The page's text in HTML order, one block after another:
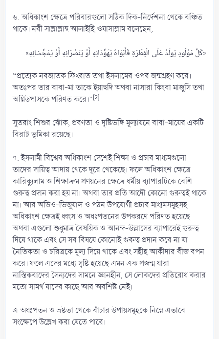
৬. অধিকাংশ ক্ষেত্রে পরিবারগুলো সঠিক দিক-নির্দেশনা থেকে বঞ্চিত
থাকে। নবী সাল্লাল্লাহু আলাইহি ওয়াসাল্লাম বলেছেন,
«كُلُّ مَوْلُودٍ يُولَدُ عَلَى الْفِطْرَةِ فَأَبَوَاهُ يُهَوِّدَانِهِ أَوْ يُنَصِّرَانِهِ أَوْ يُمَجِّسَانِهِ»​
“প্রত্যেক নবজাতক ফিৎরাত তথা ইসলামের ওপর জন্মগ্রহণ করে।
অতঃপর তার বাবা-মা তাকে ইয়াহুদি অথবা নাসারা কিংবা মাজুসি তথা
অগ্নিউপাসকে পরিণত করে।”[2]
সুতরাং শিশুর ঝোঁক, প্রবণতা ও দৃষ্টিভঙ্গি মূল্যায়নে বাবা-মায়ের একটি
বিরাট ভূমিকা রয়েছে।
৭. ইসলামী বিশ্বের অধিকাংশ দেশেই শিক্ষা ও প্রচার মাধ্যমগুলো
তাদের দায়িত্ব আদায় থেকে দূরে থেকেছে। ফলে অধিকাংশ ক্ষেত্রে
কারিক্যুলাম ও শিক্ষাক্রম প্রণয়নের ক্ষেত্রে ধর্মীয় ব্যাপারটিকে বেশি
গুরুত্ব প্রদান করা হয় না। অথবা তার প্রতি আদৌ কোনো গুরুত্বই থাকে
না। আর অডিও-ভিজুয়াল ও পঠন উপযোগী প্রচার মাধ্যমসমূহসহ
অধিকাংশ ক্ষেত্রই ধ্বংস ও অধঃপতনের উপকরণে পরিণত হয়েছে
অথবা এগুলো শুধুমাত্র বৈষয়িক ও আনন্দ-উল্লাসের ব্যাপারেই গুরুত্ব
দিয়ে থাকে এবং সে সব বিষয়ে কোনোই গুরুত্ব প্রদান করে না যা
নৈতিকতা ও চরিত্রকে মূল্য দিয়ে থাকে এবং সহীহ আকীদার বীজ বপন
করে। ফলে এদের মধ্যে সৃষ্টি হয়েছে এমন এক প্রজন্ম যারা
নাস্তিকবাদের সৈন্যদের সামনে জ্ঞানহীন, সে লোকদের প্রতিরোধ করার
মতো সামর্থ যাদের কাছে আর অবশিষ্ট নেই।
এ অধঃপতন ও ভ্রষ্টতা থেকে বাঁচার উপায়সমূহকে নিম্নে এভাবে
সংক্ষেপে উল্লেখ করা যেতে পারে।